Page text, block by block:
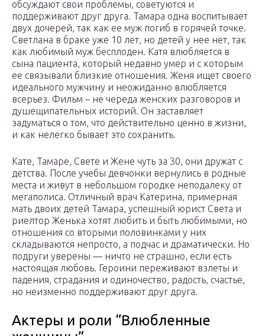
обсуждают свои проблемы, советуются и
поддерживают друг друга. Тамара одна воспитывает
двух дочерей, так как ее муж погиб в горячей точке.
Светлана в браке уже 10 лет, но детей у нее нет, так
как любимый муж бесплоден. Катя влюбляется в
сына пациента, который недавно умер и с которым
ее связывали близкие отношения. Женя ищет своего
идеального мужчину и неожиданно влюбляется
всерьез. Фильм – не череда женских разговоров и
душещипательных историй. Он заставляет
задуматься о том, что действительно ценно в жизни,
и как нелегко бывает это сохранить.
Кате, Тамаре, Свете и Жене чуть за 30, они дружат с
детства. После учебы девчонки вернулись в родные
места и живут в небольшом городке неподалеку от
мегаполиса. Отличный врач Катерина, примерная
мать двоих детей Тамара, успешный юрист Света и
риелтор Женька хотят любить и быть любимыми, но
отношения со вторыми половинками у них
складываются непросто, а подчас и драматически. Но
подруги уверены — ничто не страшно, если есть
настоящая любовь. Героини переживают взлеты и
падения, страдания и одиночество, радость, счастье,
но неизменно поддерживают друг друга.
Актеры и роли “Влюбленные